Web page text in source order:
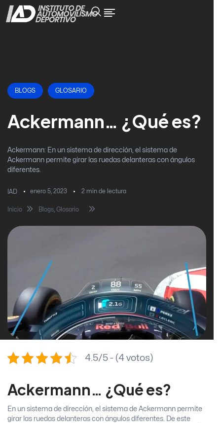
BLOGS GLOSARIO
Ackermann… ¿Qué es?
Ackermann: En un sistema de dirección, el sistema de
Ackermann permite girar las ruedas delanteras con ángulos
diferentes.
IAD enero 5, 2023 2 min de lectura
Inicio Blogs, Glosario
4.5/5 - (4 votos)
Ackermann… ¿Qué es?
En un sistema de dirección, el sistema de Ackermann permite
girar las ruedas delanteras con ángulos diferentes. De este